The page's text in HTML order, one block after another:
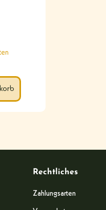
Rechtliches
Zahlungsarten